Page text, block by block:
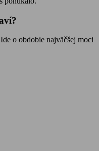
o obdobie najväčšej moci